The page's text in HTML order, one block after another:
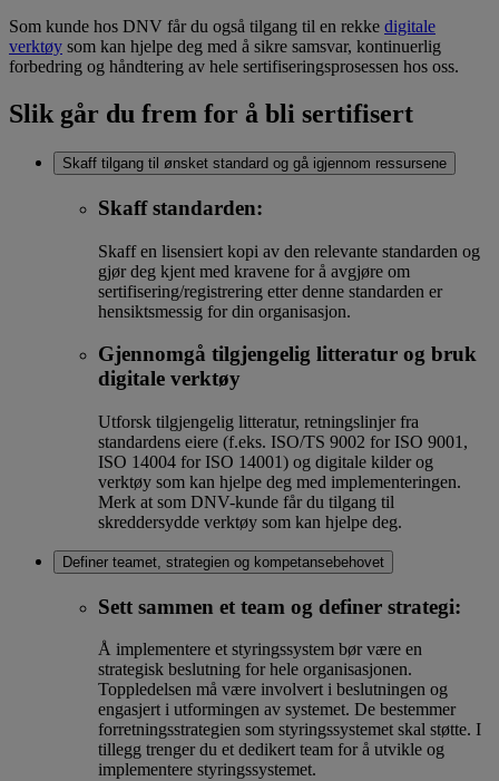
Som kunde hos DNV får du også tilgang til en rekke digitale
verktøy som kan hjelpe deg med å sikre samsvar, kontinuerlig
forbedring og håndtering av hele sertifiseringsprosessen hos oss.
Slik går du frem for å bli sertifisert
Skaff tilgang til ønsket standard og gå igjennom ressursene
Skaff standarden:
Skaff en lisensiert kopi av den relevante standarden og
gjør deg kjent med kravene for å avgjøre om
sertifisering/registrering etter denne standarden er
hensiktsmessig for din organisasjon.
Gjennomgå tilgjengelig litteratur og bruk
digitale verktøy
Utforsk tilgjengelig litteratur, retningslinjer fra
standardens eiere (f.eks. ISO/TS 9002 for ISO 9001,
ISO 14004 for ISO 14001) og digitale kilder og
verktøy som kan hjelpe deg med implementeringen.
Merk at som DNV-kunde får du tilgang til
skreddersydde verktøy som kan hjelpe deg.
Definer teamet, strategien og kompetansebehovet
Sett sammen et team og definer strategi:
Å implementere et styringssystem bør være en
strategisk beslutning for hele organisasjonen.
Toppledelsen må være involvert i beslutningen og
engasjert i utformingen av systemet. De bestemmer
forretningsstrategien som styringssystemet skal støtte. I
tillegg trenger du et dedikert team for å utvikle og
implementere styringssystemet.